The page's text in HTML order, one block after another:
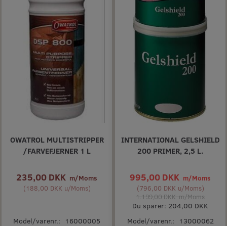
OWATROL MULTISTRIPPER
/FARVEFJERNER 1 L
235,00 DKK m/Moms
(188,00 DKK u/Moms)
Model/varenr.: 16000005
INTERNATIONAL GELSHIELD
200 PRIMER, 2,5 L.
995,00 DKK m/Moms
(796,00 DKK u/Moms)
1.199,00 DKKm/Moms
Du sparer: 204,00 DKK
Model/varenr.:
13000062